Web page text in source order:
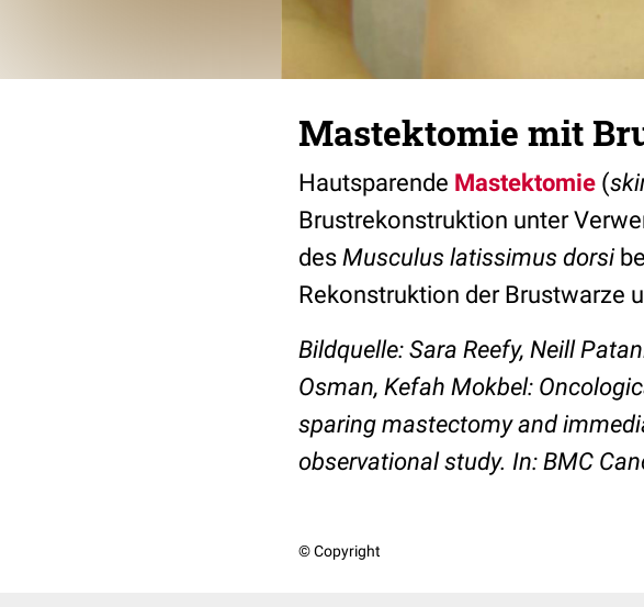
Mastektomie mit
Hautsparende Mastektomie (
Brustrekonstruktion unter
des Musculus latissimus dorsi
Rekonstruktion der Brustwarze
Bildquelle: Sara Reefy, Neill
Osman, Kefah Mokbel:
sparing mastectomy and
observational study. In: BMC
© Copyright